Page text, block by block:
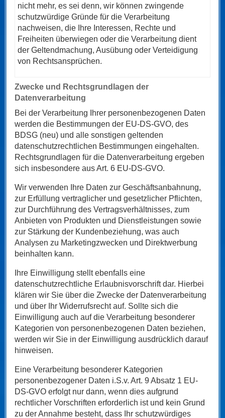
nicht mehr, es sei denn, wir können zwingende
schutzwürdige Gründe für die Verarbeitung
nachweisen, die Ihre Interessen, Rechte und
Freiheiten überwiegen oder die Verarbeitung dient
der Geltendmachung, Ausübung oder Verteidigung
von Rechtsansprüchen.
Zwecke und Rechtsgrundlagen der
Datenverarbeitung
Bei der Verarbeitung Ihrer personenbezogenen Daten
werden die Bestimmungen der EU‑DS-GVO, des
BDSG (neu) und alle sonstigen geltenden
datenschutzrechtlichen Bestimmungen eingehalten.
Rechtsgrundlagen für die Datenverarbeitung ergeben
sich insbesondere aus Art. 6 EU-DS-GVO.
Wir verwenden Ihre Daten zur Geschäftsanbahnung,
zur Erfüllung vertraglicher und gesetzlicher Pflichten,
zur Durchführung des Vertragsverhältnisses, zum
Anbieten von Produkten und Dienstleistungen sowie
zur Stärkung der Kundenbeziehung, was auch
Analysen zu Marketingzwecken und Direktwerbung
beinhalten kann.
Ihre Einwilligung stellt ebenfalls eine
datenschutzrechtliche Erlaubnisvorschrift dar. Hierbei
klären wir Sie über die Zwecke der Datenverarbeitung
und über Ihr Widerrufsrecht auf. Sollte sich die
Einwilligung auch auf die Verarbeitung besonderer
Kategorien von personenbezogenen Daten beziehen,
werden wir Sie in der Einwilligung ausdrücklich darauf
hinweisen.
Eine Verarbeitung besonderer Kategorien
personenbezogener Daten i.S.v. Art. 9 Absatz 1 EU-
DS-GVO erfolgt nur dann, wenn dies aufgrund
rechtlicher Vorschriften erforderlich ist und kein Grund
zu der Annahme besteht, dass Ihr schutzwürdiges